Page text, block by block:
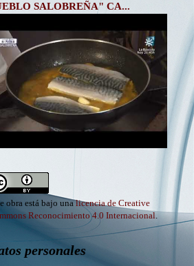
SALOBREÑA" CA...
obra está bajo unalicencia de Creative
Reconocimiento 4.0 Internacional.
personales